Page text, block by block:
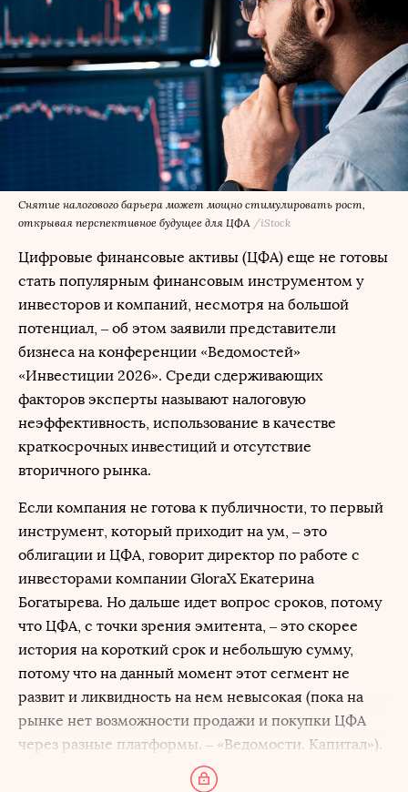
Снятие налогового барьера может мощно стимулировать рост,
открывая перспективное будущее для ЦФА /iStock
Цифровые финансовые активы (ЦФА) еще не готовы
стать популярным финансовым инструментом у
инвесторов и компаний, несмотря на большой
потенциал, – об этом заявили представители
бизнеса на конференции «Ведомостей»
«Инвестиции 2026». Среди сдерживающих
факторов эксперты называют налоговую
неэффективность, использование в качестве
краткосрочных инвестиций и отсутствие
вторичного рынка.
Если компания не готова к публичности, то первый
инструмент, который приходит на ум, – это
облигации и ЦФА, говорит директор по работе с
инвесторами компании GloraX Екатерина
Богатырева. Но дальше идет вопрос сроков, потому
что ЦФА, с точки зрения эмитента, – это скорее
история на короткий срок и небольшую сумму,
потому что на данный момент этот сегмент не
развит и ликвидность на нем невысокая (пока на
рынке нет возможности продажи и покупки ЦФА
через разные платформы. – «Ведомости. Капитал»).